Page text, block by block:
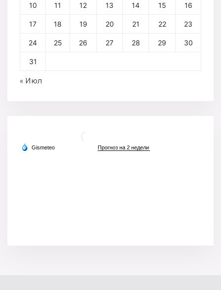
10 11 12 13 14 15 16
17 18 19 20 21 22 23
24 25 26 27 28 29 30
31
« Июл